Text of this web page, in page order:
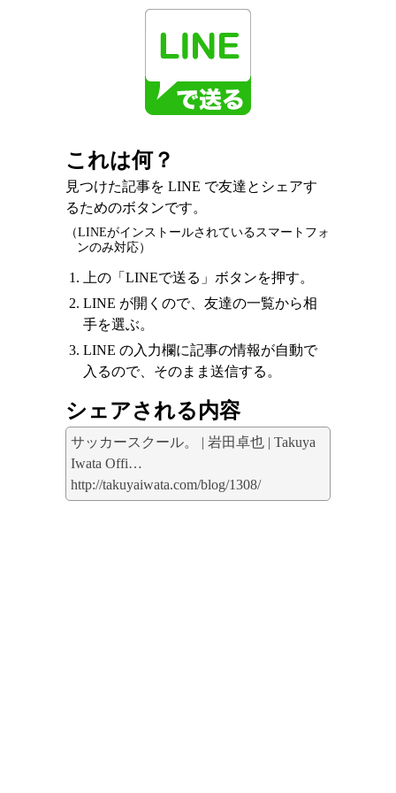
これは何？
見つけた記事を LINE で友達とシェアす
るためのボタンです。
（LINEがインストールされているスマートフォ
ンのみ対応）
上の「LINEで送る」ボタンを押す。
LINE が開くので、友達の一覧から相
手を選ぶ。
LINE の入力欄に記事の情報が自動で
入るので、そのまま送信する。
シェアされる内容
サッカースクール。 | 岩田卓也 | Takuya
Iwata Offi…
http://takuyaiwata.com/blog/1308/